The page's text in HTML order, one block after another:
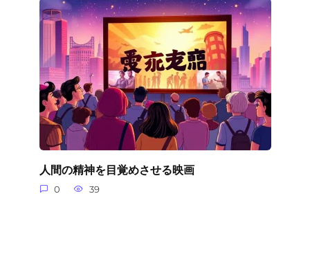
人間の精神を目覚めさせる映画
0 39